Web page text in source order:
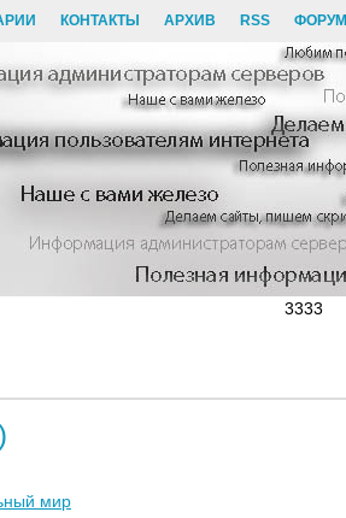
КОНТАКТЫ АРХИВ RSS ФОРУМ
3333
мир